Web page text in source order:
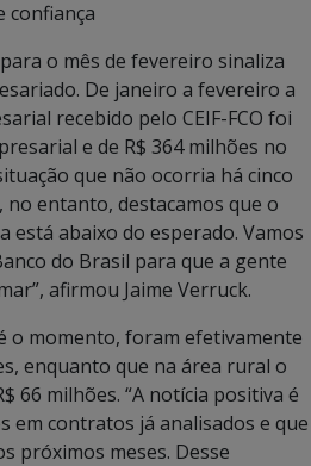
confiança
o mês de fevereiro sinaliza
De janeiro a fevereiro a
recebido pelo CEIF-FCO foi
e de R$ 364 milhões no
que não ocorria há cinco
no entanto, destacamos que o
está abaixo do esperado. Vamos
do Brasil para que a gente
afirmou Jaime Verruck.
o momento, foram efetivamente
enquanto que na área rural o
66 milhões. “A notícia positiva é
em contratos já analisados e que
próximos meses. Desse